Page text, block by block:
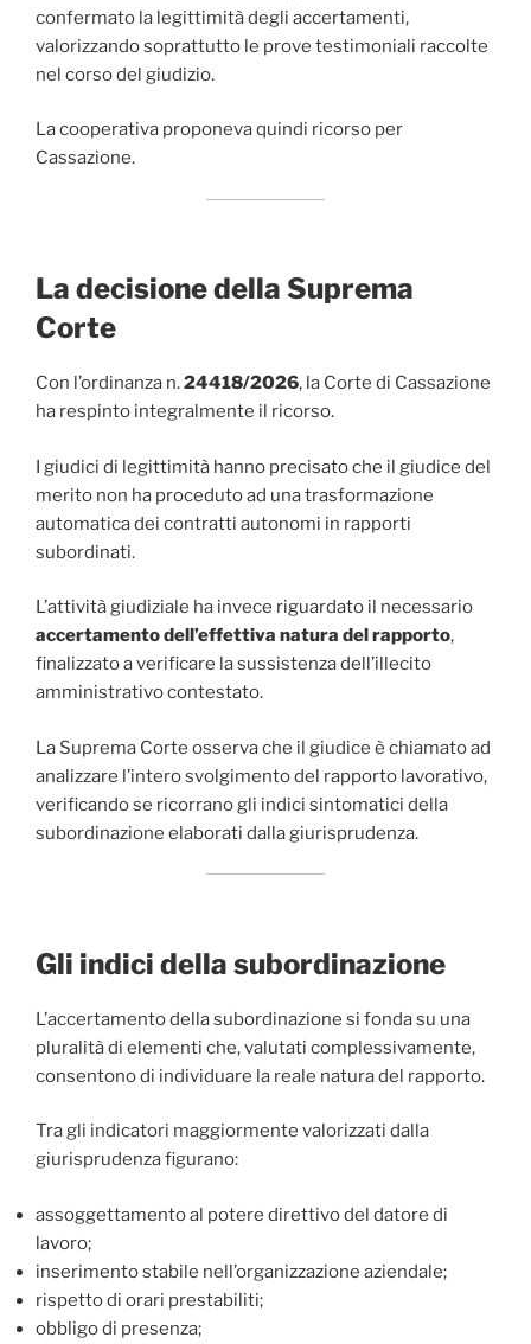
confermato la legittimità degli accertamenti,
valorizzando soprattutto le prove testimoniali raccolte
nel corso del giudizio.
La cooperativa proponeva quindi ricorso per
Cassazione.
La decisione della Suprema
Corte
Con l’ordinanza n.24418/2026, la Corte di Cassazione
ha respinto integralmente il ricorso.
I giudici di legittimità hanno precisato che il giudice del
merito non ha proceduto ad una trasformazione
automatica dei contratti autonomi in rapporti
subordinati.
L’attività giudiziale ha invece riguardato il necessario
accertamento dell’effettiva natura del rapporto,
finalizzato a verificare la sussistenza dell’illecito
amministrativo contestato.
La Suprema Corte osserva che il giudice è chiamato ad
analizzare l’intero svolgimento del rapporto lavorativo,
verificando se ricorrano gli indici sintomatici della
subordinazione elaborati dalla giurisprudenza.
Gli indici della subordinazione
L’accertamento della subordinazione si fonda su una
pluralità di elementi che, valutati complessivamente,
consentono di individuare la reale natura del rapporto.
Tra gli indicatori maggiormente valorizzati dalla
giurisprudenza figurano:
assoggettamento al potere direttivo del datore di
lavoro;
inserimento stabile nell’organizzazione aziendale;
rispetto di orari prestabiliti;
obbligo di presenza;